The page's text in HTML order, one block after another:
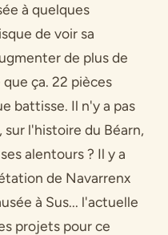
à quelques
de voir sa
de plus de
ça. 22 pièces
battisse. Il n'y a pas
sur l'histoire du Béarn,
alentours ? Il y a
de Navarrenx
à Sus... l'actuelle
projets pour ce